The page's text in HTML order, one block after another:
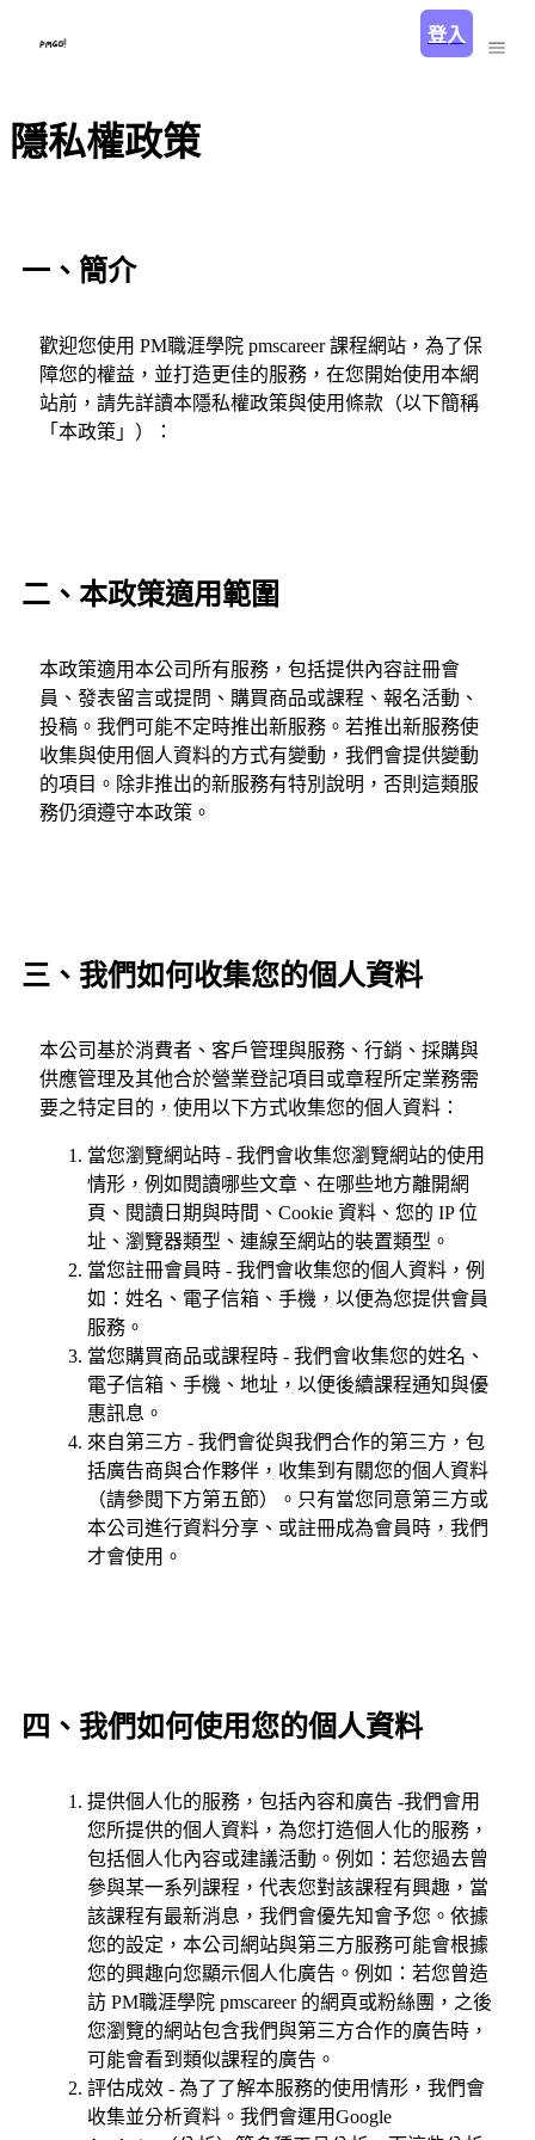
登入
隱私權政策
一、簡介
歡迎您使用 PM職涯學院 pmscareer 課程網站，為了保
障您的權益，並打造更佳的服務，在您開始使用本網
站前，請先詳讀本隱私權政策與使用條款（以下簡稱
「本政策」）：
二、本政策適用範圍
本政策適用本公司所有服務，包括提供內容註冊會
員、發表留言或提問、購買商品或課程、報名活動、
投稿。我們可能不定時推出新服務。若推出新服務使
收集與使用個人資料的方式有變動，我們會提供變動
的項目。除非推出的新服務有特別說明，否則這類服
務仍須遵守本政策。
三、我們如何收集您的個人資料
本公司基於消費者、客戶管理與服務、行銷、採購與
供應管理及其他合於營業登記項目或章程所定業務需
要之特定目的，使用以下方式收集您的個人資料：
當您瀏覽網站時 - 我們會收集您瀏覽網站的使用
情形，例如閱讀哪些文章、在哪些地方離開網
頁、閱讀日期與時間、Cookie 資料、您的 IP 位
址、瀏覽器類型、連線至網站的裝置類型。
當您註冊會員時 - 我們會收集您的個人資料，例
如：姓名、電子信箱、手機，以便為您提供會員
服務。
當您購買商品或課程時 - 我們會收集您的姓名、
電子信箱、手機、地址，以便後續課程通知與優
惠訊息。
來自第三方 - 我們會從與我們合作的第三方，包
括廣告商與合作夥伴，收集到有關您的個人資料
（請參閱下方第五節）。只有當您同意第三方或
本公司進行資料分享、或註冊成為會員時，我們
才會使用。
四、我們如何使用您的個人資料
提供個人化的服務，包括內容和廣告 -我們會用
您所提供的個人資料，為您打造個人化的服務，
包括個人化內容或建議活動。例如：若您過去曾
參與某一系列課程，代表您對該課程有興趣，當
該課程有最新消息，我們會優先知會予您。依據
您的設定，本公司網站與第三方服務可能會根據
您的興趣向您顯示個人化廣告。例如：若您曾造
訪 PM職涯學院 pmscareer 的網頁或粉絲團，之後
您瀏覽的網站包含我們與第三方合作的廣告時，
可能會看到類似課程的廣告。
評估成效 - 為了了解本服務的使用情形，我們會
收集並分析資料。我們會運用Google